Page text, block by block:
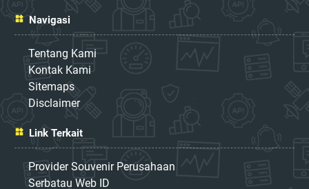
Navigasi
Tentang Kami
Kontak Kami
Sitemaps
Disclaimer
Link Terkait
Provider Souvenir Perusahaan
Serbatau Web ID